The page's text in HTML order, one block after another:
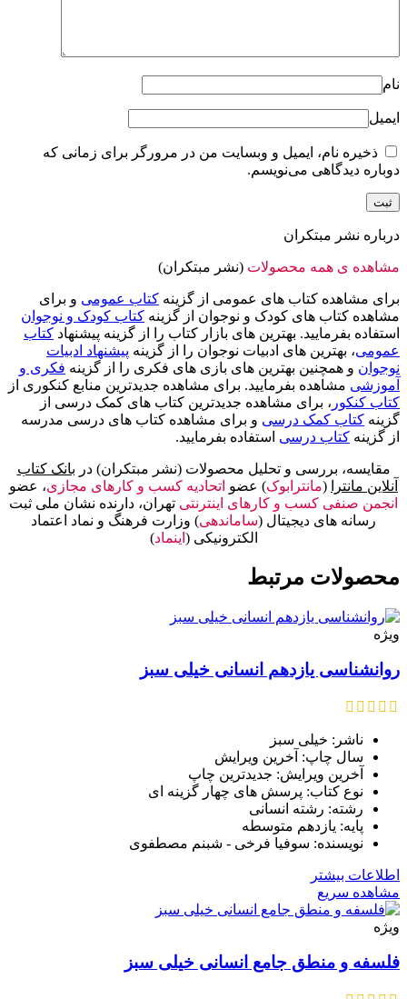
نام
ایمیل
ذخیره نام، ایمیل و وبسایت من در مرورگر برای زمانی که
دوباره دیدگاهی می‌نویسم.
درباره نشر مبتکران
مشاهده ی همه محصولات (نشر مبتکران)
برای مشاهده کتاب های عمومی از گزینه کتاب عمومی و برای
مشاهده کتاب های کودک و نوجوان از گزینه کتاب کودک و نوجوان
استفاده بفرمایید. بهترین های بازار کتاب را از گزینه پیشنهاد کتاب
عمومی، بهترین های ادبیات نوجوان را از گزینه پیشنهاد ادبیات
نوجوان و همچنین بهترین های بازی های فکری را از گزینه فکری و
آموزشی مشاهده بفرمایید. برای مشاهده جدیدترین منابع کنکوری از
کتاب کنکور ، برای مشاهده جدیدترین کتاب های کمک درسی از
گزینه کتاب کمک درسی و برای مشاهده کتاب های درسی مدرسه
از گزینه کتاب درسی استفاده بفرمایید.
مقایسه، بررسی و تحلیل محصولات (نشر مبتکران) در بانک کتاب
آنلاین مانترا
(مانترابوک) عضو اتحادیه کسب و کارهای مجازی، عضو
انجمن صنفی کسب و کارهای اینترنتی تهران، دارنده نشان ملی ثبت
رسانه های دیجیتال (ساماندهی) وزارت فرهنگ و نماد اعتماد
الکترونیکی ( اینماد)
محصولات مرتبط
ویژه
روانشناسی یازدهم انسانی خیلی سبز
ناشر: خیلی سبز
سال چاپ: آخرین ویرایش
آخرین ویرایش: جدیدترین چاپ
نوع کتاب: پرسش های چهار گزینه ای
رشته: رشته انسانی
پایه: یازدهم متوسطه
نویسنده: سوفیا فرخی - شبنم مصطفوی
اطلاعات بیشتر
مشاهده سریع
ویژه
فلسفه و منطق جامع انسانی خیلی سبز